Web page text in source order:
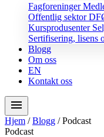
Fagforeninger
Offentlig sektor
Kursprodusenter
Sertifisering, lisens
Blogg
Om oss
EN
Kontakt oss
menu
Hjem / Blogg / Podcast
Podcast